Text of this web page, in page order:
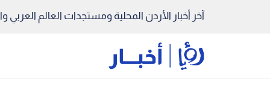
آخر أخبار الأردن المحلية ومستجدات العالم العربي